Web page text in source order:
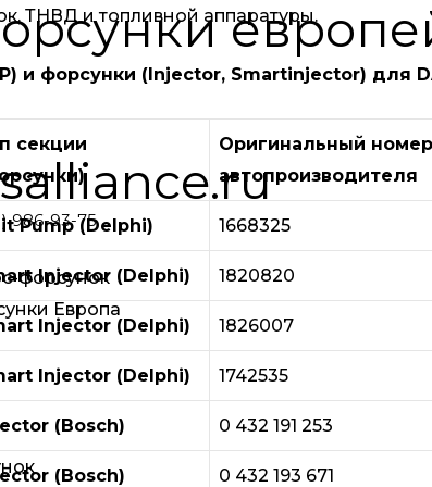
ТНВД и топливной аппаратуры.
986-93-75
форсунок
Европа
и форсунки (Injector, Smartinjector) для
секции
Оригинальный номер
автопроизводителя
Pump (Delphi) 1668325
Injector (Delphi) 1820820
Injector (Delphi) 1826007
Injector (Delphi) 1742535
(Bosch) 0 432 191 253
(Bosch) 0 432 193 671